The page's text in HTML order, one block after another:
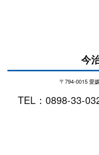
今
〒794-0015 愛
TEL：0898-33-